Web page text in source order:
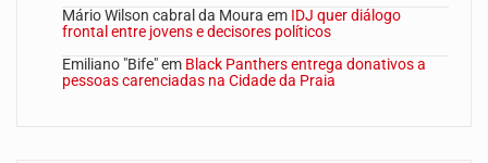
Mário Wilson cabral da Moura em IDJ quer diálogo
frontal entre jovens e decisores políticos
Emiliano "Bife"em Black Panthers entrega donativos a
pessoas carenciadas na Cidade da Praia